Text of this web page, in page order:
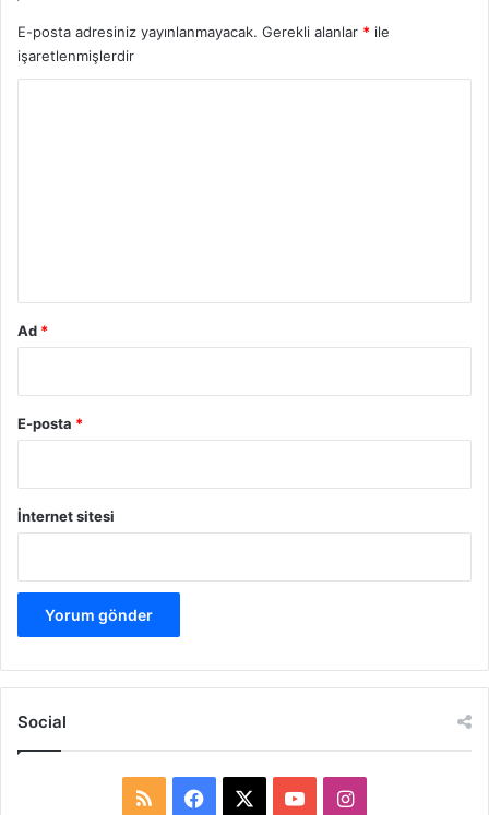
E-posta adresiniz yayınlanmayacak. Gerekli alanlar * ile
işaretlenmişlerdir
Ad *
E-posta *
İnternet sitesi
Social
I